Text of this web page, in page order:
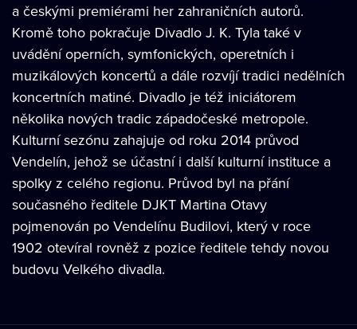
a českými premiérami her zahraničních autorů.
Kromě toho pokračuje Divadlo J. K. Tyla také v
uvádění operních, symfonických, operetních i
muzikálových koncertů a dále rozvíjí tradici nedělních
koncertních matiné. Divadlo je též iniciátorem
několika nových tradic západočeské metropole.
Kulturní sezónu zahajuje od roku 2014 průvod
Vendelín, jehož se účastní i další kulturní instituce a
spolky z celého regionu. Průvod byl na přání
současného ředitele DJKT Martina Otavy
pojmenován po Vendelínu Budilovi, který v roce
1902 otevíral rovněž z pozice ředitele tehdy novou
budovu Velkého divadla.